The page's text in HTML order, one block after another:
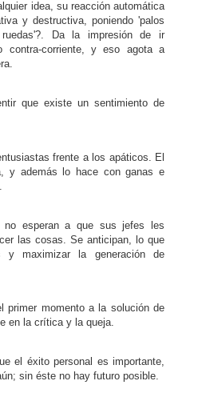
idea, su reacción automática
y destructiva, poniendo 'palos
Da la impresión de ir
contra-corriente, y eso agota a
que existe un sentimiento de
frente a los apáticos. El
y además lo hace con ganas e
no esperan a que sus jefes les
las cosas. Se anticipan, lo que
y maximizar la generación de
primer momento a la solución de
en la crítica y la queja.
el éxito personal es importante,
sin éste no hay futuro posible.